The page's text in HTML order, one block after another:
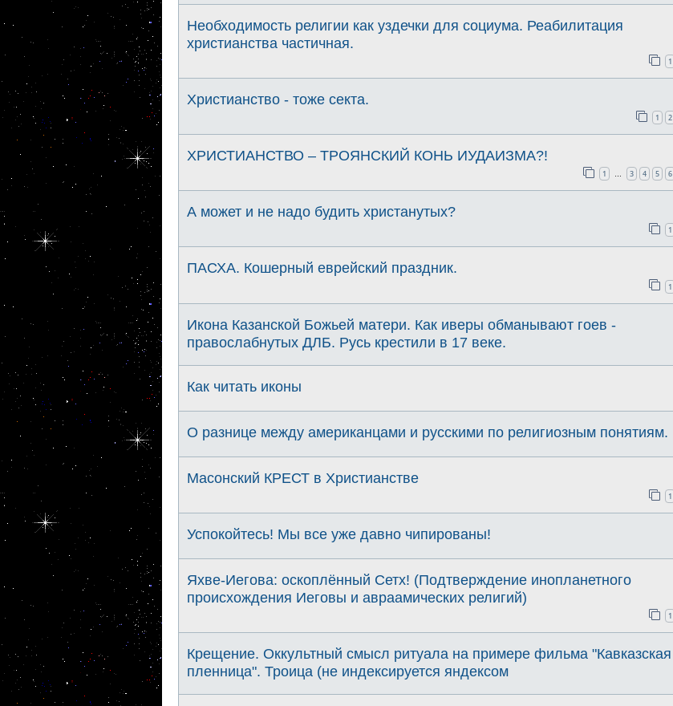
Необходимость религии как уздечки для социума. Реабилитация
христианства частичная.
1
Христианство - тоже секта.
1 2
ХРИСТИАНСТВО – ТРОЯНСКИЙ КОНЬ ИУДАИЗМА?!
1 … 3 4 5 6
А может и не надо будить христанутых?
1
ПАСХА. Кошерный еврейский праздник.
1
Икона Казанской Божьей матери. Как иверы обманывают гоев -
правослабнутых ДЛБ. Русь крестили в 17 веке.
Как читать иконы
О разнице между американцами и русскими по религиозным понятиям.
Масонский КРЕСТ в Христианстве
1
Успокойтесь! Мы все уже давно чипированы!
Яхве-Иегова: оскоплённый Сетх! (Подтверждение инопланетного
происхождения Иеговы и авраамических религий)
1
Крещение. Оккультный смысл ритуала на примере фильма "Кавказская
пленница". Троица (не индексируется яндексом